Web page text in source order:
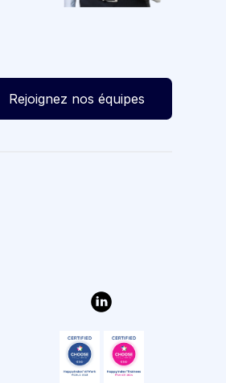
Rejoignez nos équipes